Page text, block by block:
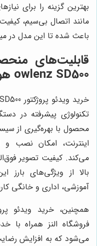
بهترین گزینه را برای
مانند اتصال بی‌سیم،
باعث شده تا این مدل در
قابلیت‌های
owlenz SD500 هوشمند
تکنولوژی پیشرفته در
محصول با بهره‌گیری از
اینترنت، امکان نصب و
می‌کند. کیفیت تصویر
بالا از ویژگی‌های
آموزشی، اداری و خانگی
فروشگاه النز همراه با
می‌شود که به افزایش